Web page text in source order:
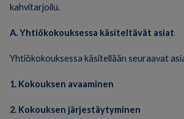
kahvitarjoilu.
A. Yhtiökokouksessa käsiteltävät asiat
Yhtiökokouksessa käsitellään seuraavat
1. Kokouksen avaaminen
2. Kokouksen järjestäytyminen